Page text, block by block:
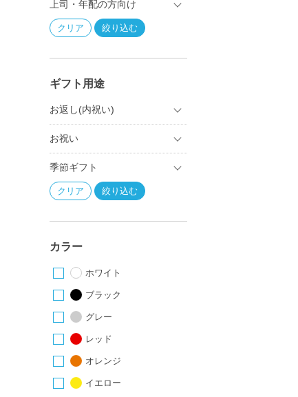
上司・年配の方向け
ギフト用途
お返し(内祝い)
お祝い
季節ギフト
カラー
ホワイト
ブラック
グレー
レッド
オレンジ
イエロー